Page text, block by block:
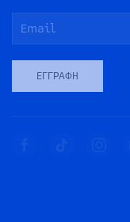
ΕΓΓΡΑΦΉ